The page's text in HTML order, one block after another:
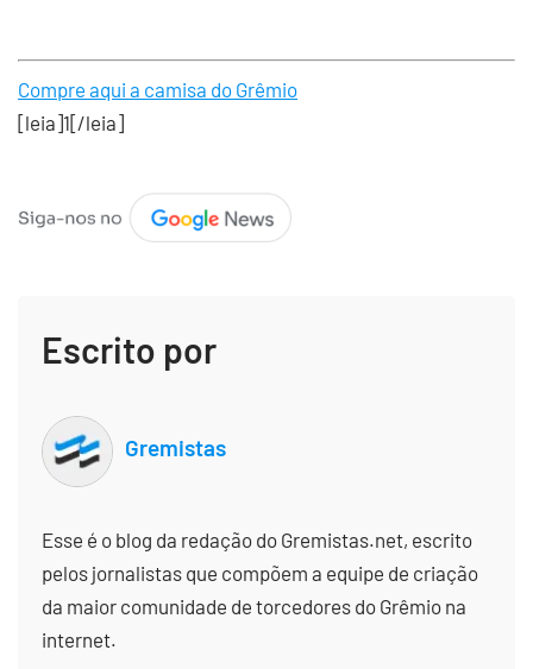
Compre aqui a camisa do Grêmio
[leia]1[/leia]
Escrito por
Gremistas
Esse é o blog da redação do Gremistas.net, escrito
pelos jornalistas que compõem a equipe de criação
da maior comunidade de torcedores do Grêmio na
internet.